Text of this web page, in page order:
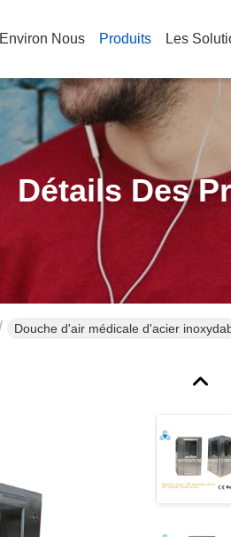
Environ Nous Produits Les
Détails Des
Douche d'air médicale d'acier